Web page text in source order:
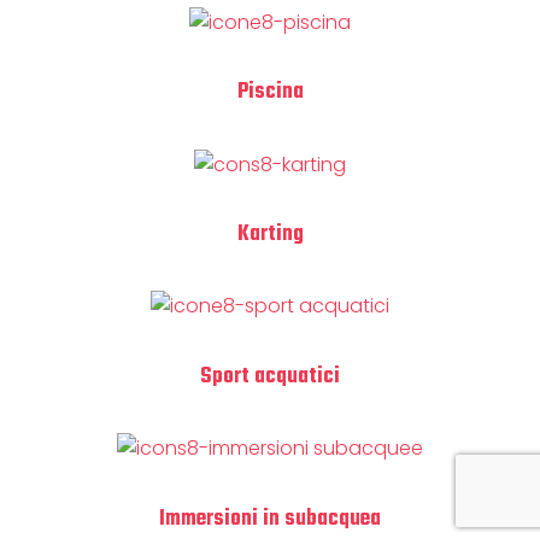
Piscina
Karting
Sport acquatici
Immersioni in subacquea